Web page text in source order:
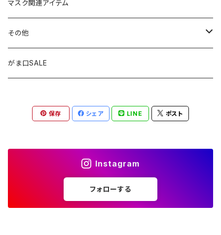
ミニサンキャッチャー
窓用サンキャッチャー
ブックマーカー
アクセサリー
イヤリング
長財布
ペンケース
通帳ケース
印鑑ケース
チャーム
ストラップ
ペンダント
メガネストラップ
アクセサリー
ピアス
マスク関連アイテム
その他
アジャスター
がま口SALE
保存 シェア LINE ポスト
Instagram
フォローする